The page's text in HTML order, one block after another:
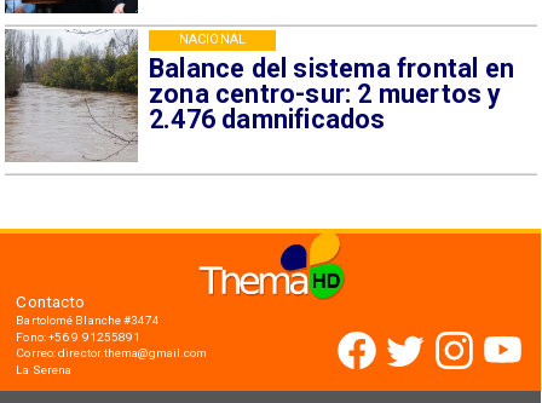
Balance del sistema frontal en
zona centro-sur: 2 muertos y
2.476 damnificados
NACIONAL
Contacto
Bartolomé Blanche #3474
Fono: +56 9 91255891
Correo: director.thema@gmail.com
La Serena